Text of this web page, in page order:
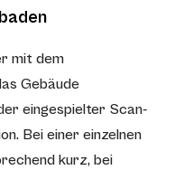
mit dem
Gebäude
eingespielter Scan-
Bei einer einzelnen
kurz, bei